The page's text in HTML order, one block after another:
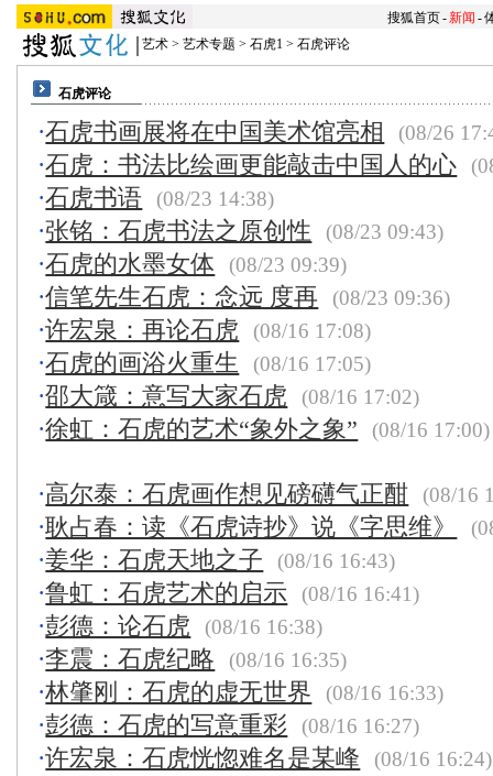
搜狐首页-新闻 -
艺术 > 艺术专题 > 石虎1 > 石虎评论
石虎评论
·石虎书画展将在中国美术馆亮相 (08/26
·石虎：书法比绘画更能敲击中国人的心
·石虎书语 (08/23 14:38)
·张铭：石虎书法之原创性 (08/23 09:43)
·石虎的水墨女体 (08/23 09:39)
·信笔先生石虎：念远 度再 (08/23 09:36)
·许宏泉：再论石虎 (08/16 17:08)
·石虎的画浴火重生 (08/16 17:05)
·邵大箴：意写大家石虎 (08/16 17:02)
·徐虹：石虎的艺术“象外之象” (08/16 17:00)
·高尔泰：石虎画作想见磅礴气正酣 (08/16
·耿占春：读《石虎诗抄》说《字思维》
·姜华：石虎天地之子 (08/16 16:43)
·鲁虹：石虎艺术的启示 (08/16 16:41)
·彭德：论石虎 (08/16 16:38)
·李震：石虎纪略 (08/16 16:35)
·林肇刚：石虎的虚无世界 (08/16 16:33)
·彭德：石虎的写意重彩 (08/16 16:27)
·许宏泉：石虎恍惚难名是某峰 (08/16 16:24)